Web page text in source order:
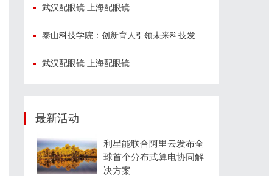
武汉配眼镜 上海配眼镜
泰山科技学院：创新育人引领未来科技发展新高地
武汉配眼镜 上海配眼镜
最新活动
利星能联合阿里云发布全
球首个分布式算电协同解
决方案